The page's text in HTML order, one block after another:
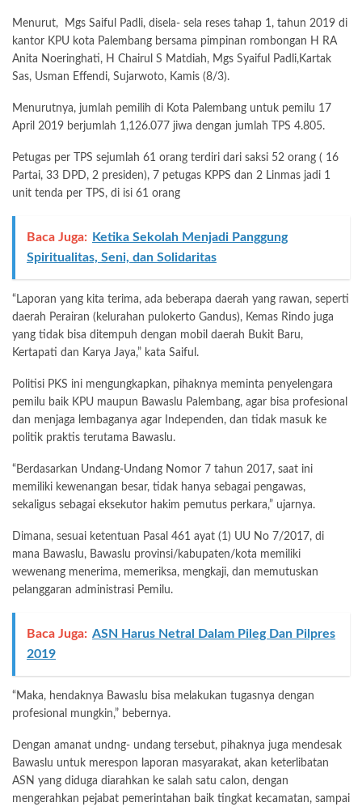
Menurut, Mgs Saiful Padli, disela- sela reses tahap 1, tahun 2019 di
kantor KPU kota Palembang bersama pimpinan rombongan H RA
Anita Noeringhati, H Chairul S Matdiah, Mgs Syaiful Padli,Kartak
Sas, Usman Effendi, Sujarwoto, Kamis (8/3).
Menurutnya, jumlah pemilih di Kota Palembang untuk pemilu 17
April 2019 berjumlah 1,126.077 jiwa dengan jumlah TPS 4.805.
Petugas per TPS sejumlah 61 orang terdiri dari saksi 52 orang ( 16
Partai, 33 DPD, 2 presiden), 7 petugas KPPS dan 2 Linmas jadi 1
unit tenda per TPS, di isi 61 orang
Baca Juga: Ketika Sekolah Menjadi Panggung
Spiritualitas, Seni, dan Solidaritas
“Laporan yang kita terima, ada beberapa daerah yang rawan, seperti
daerah Perairan (kelurahan pulokerto Gandus), Kemas Rindo juga
yang tidak bisa ditempuh dengan mobil daerah Bukit Baru,
Kertapati dan Karya Jaya,” kata Saiful.
Politisi PKS ini mengungkapkan, pihaknya meminta penyelengara
pemilu baik KPU maupun Bawaslu Palembang, agar bisa profesional
dan menjaga lembaganya agar Independen, dan tidak masuk ke
politik praktis terutama Bawaslu.
“Berdasarkan Undang-Undang Nomor 7 tahun 2017, saat ini
memiliki kewenangan besar, tidak hanya sebagai pengawas,
sekaligus sebagai eksekutor hakim pemutus perkara,” ujarnya.
Dimana, sesuai ketentuan Pasal 461 ayat (1) UU No 7/2017, di
mana Bawaslu, Bawaslu provinsi/kabupaten/kota memiliki
wewenang menerima, memeriksa, mengkaji, dan memutuskan
pelanggaran administrasi Pemilu.
Baca Juga: ASN Harus Netral Dalam Pileg Dan Pilpres
2019
“Maka, hendaknya Bawaslu bisa melakukan tugasnya dengan
profesional mungkin,” bebernya.
Dengan amanat undng- undang tersebut, pihaknya juga mendesak
Bawaslu untuk merespon laporan masyarakat, akan keterlibatan
ASN yang diduga diarahkan ke salah satu calon, dengan
mengerahkan pejabat pemerintahan baik tingkat kecamatan, sampai